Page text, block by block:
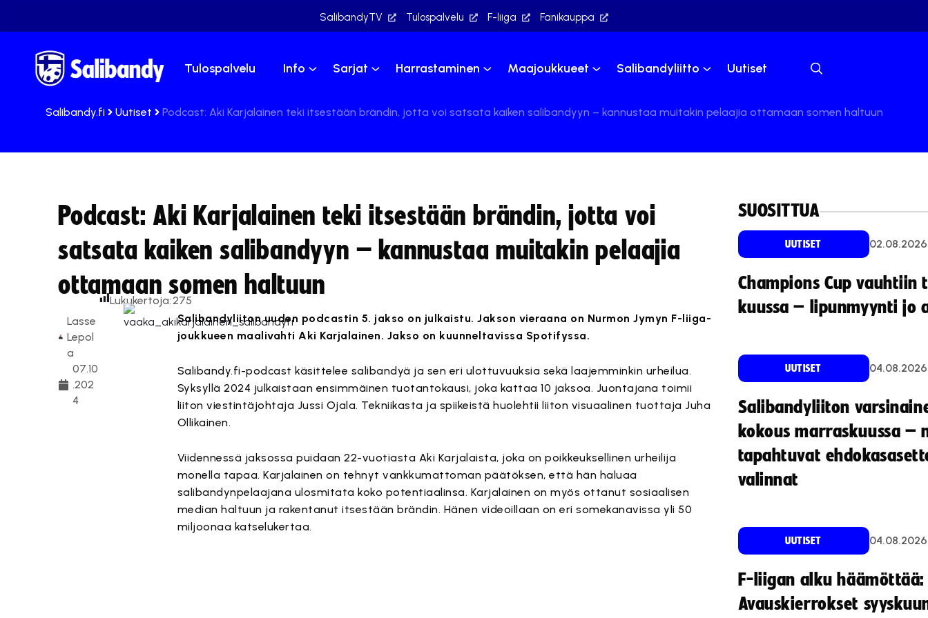
SalibandyTV Tulospalvelu F-liiga Fanikauppa
Tulospalvelu Info Sarjat Harrastaminen Maajoukkueet Salibandyliitto Uutiset
Salibandy.fi Uutiset Podcast: Aki Karjalainen teki itsestään brändin, jotta voi satsata kaiken salibandyyn – kannustaa muitakin pelaajia ottamaan somen haltuun
Podcast: Aki Karjalainen teki itsestään brändin, jotta voi
satsata kaiken salibandyyn – kannustaa muitakin pelaajia
ottamaan somen haltuun
Lasse
Lepol
a
07.10
.202
4
Lukukertoja:275
Salibandyliiton uuden podcastin 5. jakso on julkaistu. Jakson vieraana on Nurmon Jymyn F-liiga-
joukkueen maalivahti Aki Karjalainen. Jakso on kuunneltavissa Spotifyssa.
Salibandy.fi-podcast käsittelee salibandyä ja sen eri ulottuvuuksia sekä laajemminkin urheilua.
Syksyllä 2024 julkaistaan ensimmäinen tuotantokausi, joka kattaa 10 jaksoa. Juontajana toimii
liiton viestintäjohtaja Jussi Ojala. Tekniikasta ja spiikeistä huolehtii liiton visuaalinen tuottaja Juha
Ollikainen.
Viidennessä jaksossa puidaan 22-vuotiasta Aki Karjalaista, joka on poikkeuksellinen urheilija
monella tapaa. Karjalainen on tehnyt vankkumattoman päätöksen, että hän haluaa
salibandynpelaajana ulosmitata koko potentiaalinsa. Karjalainen on myös ottanut sosiaalisen
median haltuun ja rakentanut itsestään brändin. Hänen videoillaan on eri somekanavissa yli 50
miljoonaa katselukertaa.
SUOSITTUA
UUTISET 02.08.2026
Champions Cup vauhtiin
kuussa – lipunmyynti jo
UUTISET 04.08.2026
Salibandyliiton
kokous marraskuussa –
tapahtuvat
valinnat
UUTISET 04.08.2026
F-liigan alku häämöttää:
Avauskierrokset